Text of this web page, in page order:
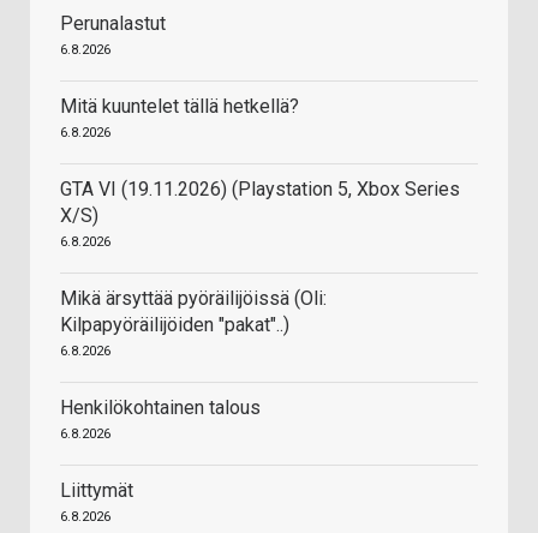
Perunalastut
6.8.2026
Mitä kuuntelet tällä hetkellä?
6.8.2026
GTA VI (19.11.2026) (Playstation 5, Xbox Series
X/S)
6.8.2026
Mikä ärsyttää pyöräilijöissä (Oli:
Kilpapyöräilijöiden "pakat"..)
6.8.2026
Henkilökohtainen talous
6.8.2026
Liittymät
6.8.2026